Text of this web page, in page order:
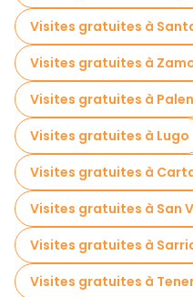
Visites gratuites à
Visites gratuites à
Visites gratuites à
Visites gratuites à Lugo
Visites gratuites à
Visites gratuites à San
Visites gratuites à
Visites gratuites à